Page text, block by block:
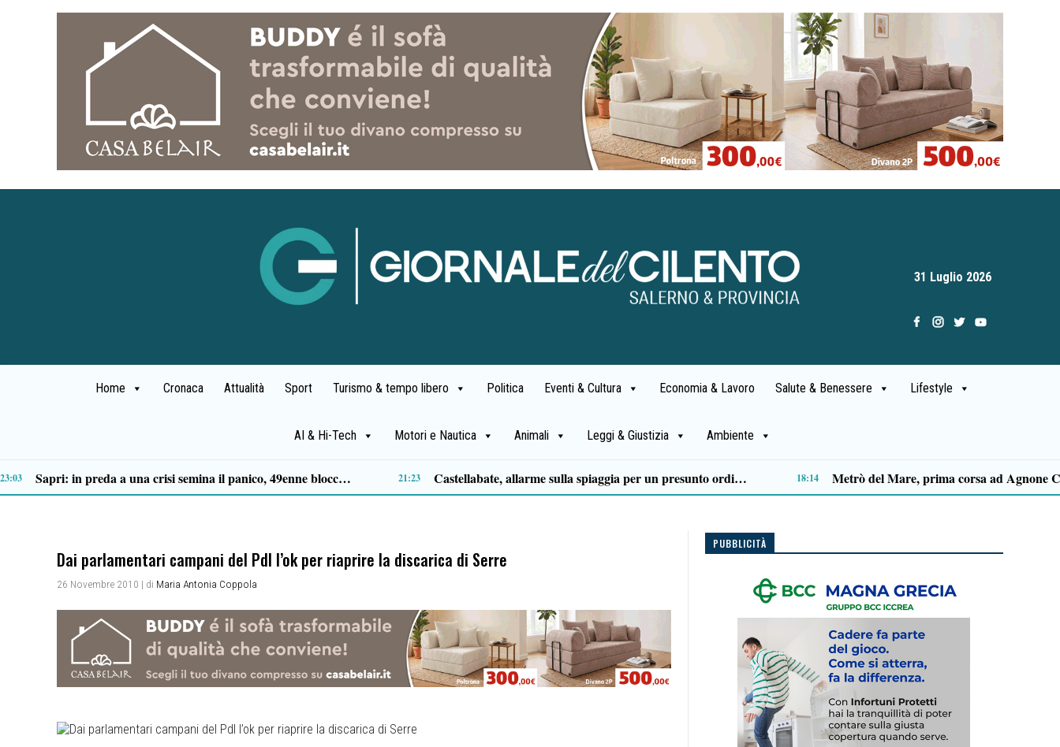
31 Luglio 2026
Home Cronaca Attualità Sport Turismo & tempo libero Politica Eventi & Cultura Economia & Lavoro Salute & Benessere Lifestyle
AI & Hi-Tech Motori e Nautica Animali Leggi & Giustizia Ambiente
Tortorella celebra la Fiera di San Basilio: tra antichi mestieri, bestiame e la musica della Bandabardò 14:49 Premio Terre del Bussento, si alza il sipario: stasera Roberto Fico apre l’11ª edizione 14:35 Capaccio Paestum spazio di legalità: oltre 43 ettari di beni confiscati destinati a progetti sociali 14:14
Dai parlamentari campani del Pdl l’ok per riaprire la discarica di Serre
26 Novembre 2010 | di Maria Antonia Coppola
PUBBLICITÀ